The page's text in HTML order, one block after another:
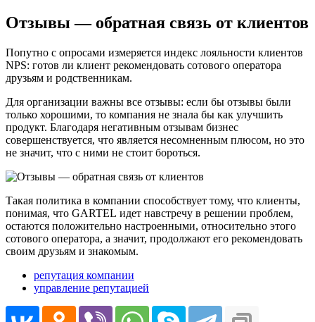
Отзывы — обратная связь от клиентов
Попутно с опросами измеряется индекс лояльности клиентов
NPS: готов ли клиент рекомендовать сотового оператора
друзьям и родственникам.
Для организации важны все отзывы: если бы отзывы были
только хорошими, то компания не знала бы как улучшить
продукт. Благодаря негативным отзывам бизнес
совершенствуется, что является несомненным плюсом, но это
не значит, что с ними не стоит бороться.
Такая политика в компании способствует тому, что клиенты,
понимая, что GARTEL идет навстречу в решении проблем,
остаются положительно настроенными, относительно этого
сотового оператора, а значит, продолжают его рекомендовать
своим друзьям и знакомым.
репутация компании
управление репутацией